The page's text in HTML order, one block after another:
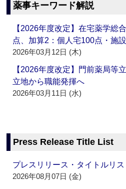
薬事キーワード解説
【2026年度改定】在宅薬学総
点、加算2：個人宅100点・施
2026年03月12日 (木)
【2026年度改定】門前薬局等
立地から職能発揮へ
2026年03月11日 (水)
Press Release Title List
プレスリリース・タイトルリ
2026年08月07日 (金)